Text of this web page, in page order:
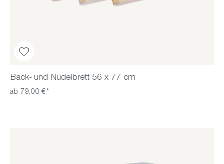
Back- und Nudelbrett 56 x 77 cm
ab 79,00 €*